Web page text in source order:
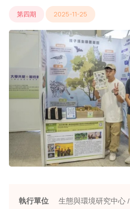
第四期 2025-11-25
執行單位
生態與環境研究中心 /